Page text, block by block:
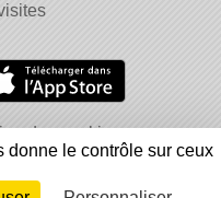
des cookies
un contenu inapproprié
donne le contrôle sur ceux